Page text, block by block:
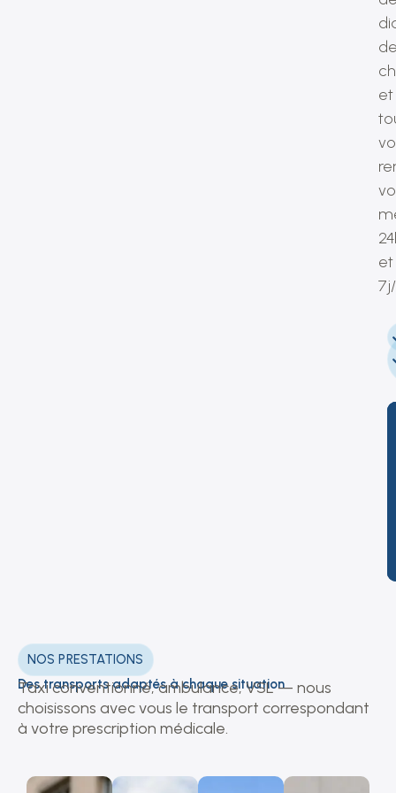
et
et
NOS PRESTATIONS
Des transports adaptés à chaque situation
Taxi conventionné, ambulance, VSL — nous
choisissons avec vous le transport correspondant
à votre prescription médicale.